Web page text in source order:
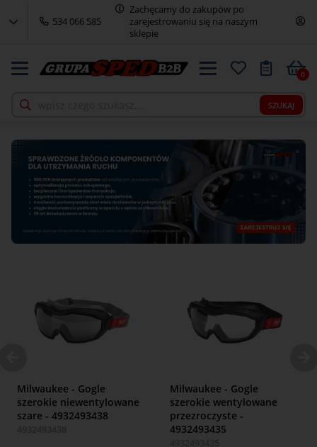
Rejestracja
AKCESORIA
TECHNICZNE
ELEKTRONARZĘDZIA
NARZĘDZIA RĘCZNE
NARZĘDZIA
NARZĘDZIA
POMIAROWE
ELEKTRYKA I
ELEKTRONIKA
534 066 585
Zachęcamy do zakupów po
zarejestrowaniu się na naszym
sklepie
SZUKAJ
0
Milwaukee - Gogle
szerokie niewentylowane
szare - 4932493438
Milwaukee - Gogle
szerokie wentylowane
przezroczyste -
4932493435